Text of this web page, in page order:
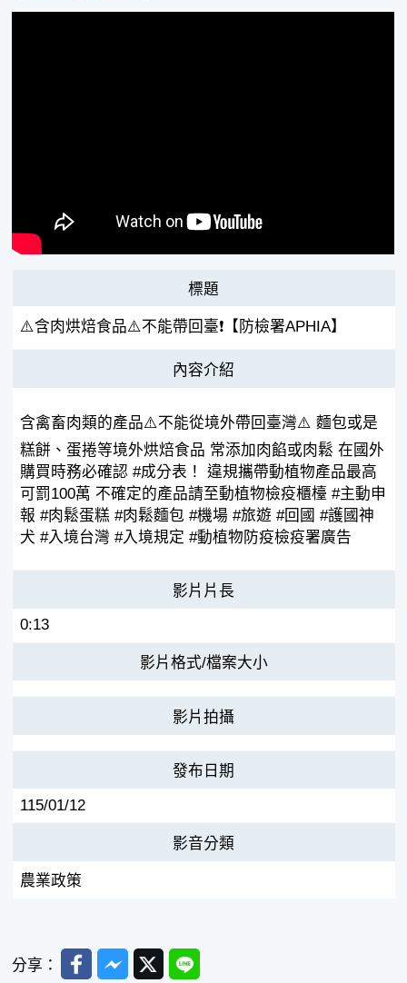
標題
⚠️含肉烘焙食品⚠️不能帶回臺❗【防檢署APHIA】
內容介紹
含禽畜肉類的產品⚠️不能從境外帶回臺灣⚠️ 麵包或是
糕餅、蛋捲等境外烘焙食品 常添加肉餡或肉鬆 在國外
購買時務必確認 #成分表！ 違規攜帶動植物產品最高
可罰100萬 不確定的產品請至動植物檢疫櫃檯 #主動申
報 #肉鬆蛋糕 #肉鬆麵包 #機場 #旅遊 #回國 #護國神
犬 #入境台灣 #入境規定 #動植物防疫檢疫署廣告
影片片長
0:13
影片格式/檔案大小
影片拍攝
發布日期
115/01/12
影音分類
農業政策
分享： FacebookMessenger
TwitterLine